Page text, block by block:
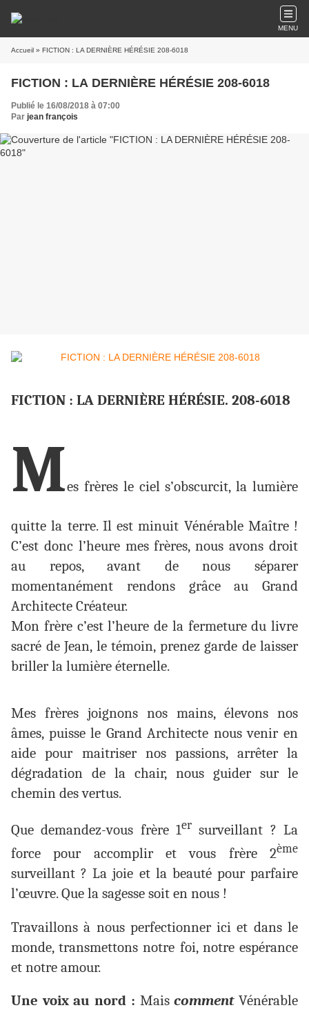
MENU
Accueil » FICTION : LA DERNIÈRE HÉRÉSIE 208-6018
FICTION : LA DERNIÈRE HÉRÉSIE 208-6018
Publié le 16/08/2018 à 07:00
Par jean françois
FICTION : LA DERNIÈRE HÉRÉSIE. 208-6018
Mes frères le ciel s’obscurcit, la lumière
quitte la terre. Il est minuit Vénérable Maître !
C’est donc l’heure mes frères, nous avons droit
au repos, avant de nous séparer
momentanément rendons grâce au Grand
Architecte Créateur.
Mon frère c’est l’heure de la fermeture du livre
sacré de Jean, le témoin, prenez garde de laisser
briller la lumière éternelle.
Mes frères joignons nos mains, élevons nos
âmes, puisse le Grand Architecte nous venir en
aide pour maitriser nos passions, arrêter la
dégradation de la chair, nous guider sur le
chemin des vertus.
Que demandez-vous frère 1er surveillant ? La
force pour accomplir et vous frère 2ème
surveillant ? La joie et la beauté pour parfaire
l’œuvre. Que la sagesse soit en nous !
Travaillons à nous perfectionner ici et dans le
monde, transmettons notre foi, notre espérance
et notre amour.
Une voix au nord : MaiscommentVénérable